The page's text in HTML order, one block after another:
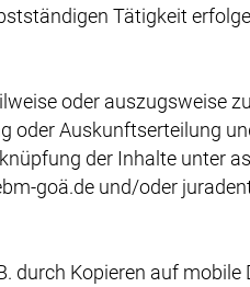
Tätigkeit
oder auszugsweise
oder Auskunftserteilung
der Inhalte unter
goä.de und/oder
durch Kopieren auf